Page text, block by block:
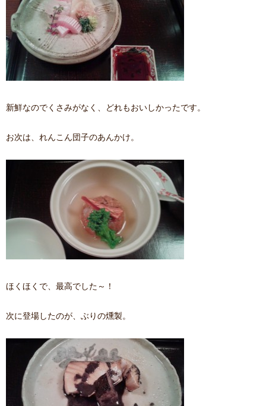
新鮮なのでくさみがなく、どれもおいしかったです。
お次は、れんこん団子のあんかけ。
ほくほくで、最高でした～！
次に登場したのが、ぶりの燻製。